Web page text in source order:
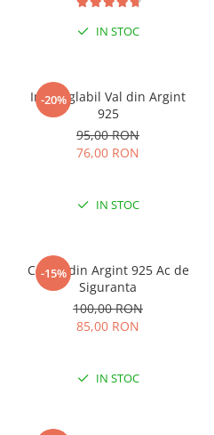
IN STOC
-20%
Inel reglabil Val din Argint
925
95,00 RON
76,00 RON
IN STOC
-15%
Cercei din Argint 925 Ac de
Siguranta
100,00 RON
85,00 RON
IN STOC